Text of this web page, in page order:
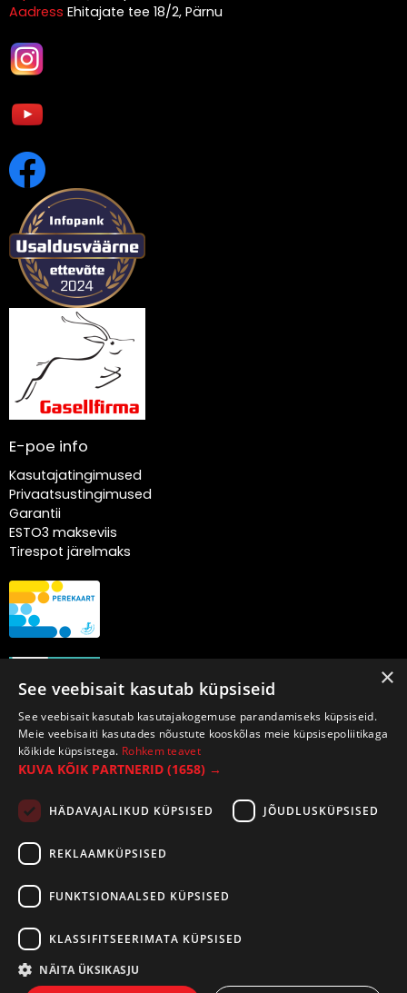
Aadress Ehitajate tee 18/2, Pärnu
E-poe info
Kasutajatingimused
Privaatsustingimused
Garantii
ESTO3 makseviis
Tirespot järelmaks
©2026 Tirespot OÜ. Kõik õigused kaitstud.
×
See veebisait kasutab küpsiseid
See veebisait kasutab kasutajakogemuse parandamiseks küpsiseid.
Meie veebisaiti kasutades nõustute kooskõlas meie küpsisepoliitikaga
kõikide küpsistega. Rohkem teavet
KUVA KÕIK PARTNERID (1658) →
HÄDAVAJALIKUD KÜPSISED JÕUDLUSKÜPSISED
REKLAAMKÜPSISED
FUNKTSIONAALSED KÜPSISED
KLASSIFITSEERIMATA KÜPSISED
NÄITA ÜKSIKASJU